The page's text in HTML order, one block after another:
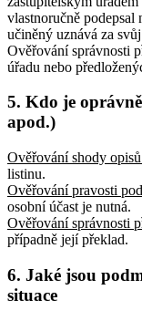
vlastnoručně podepsal
učiněný uznává za
Ověřování správnosti
úřadu nebo
5. Kdo je
apod.)
Ověřování shody
listinu.
Ověřování pravosti
osobní účast je nutná.
Ověřování správnosti
případně její překlad.
6. Jaké jsou
situace